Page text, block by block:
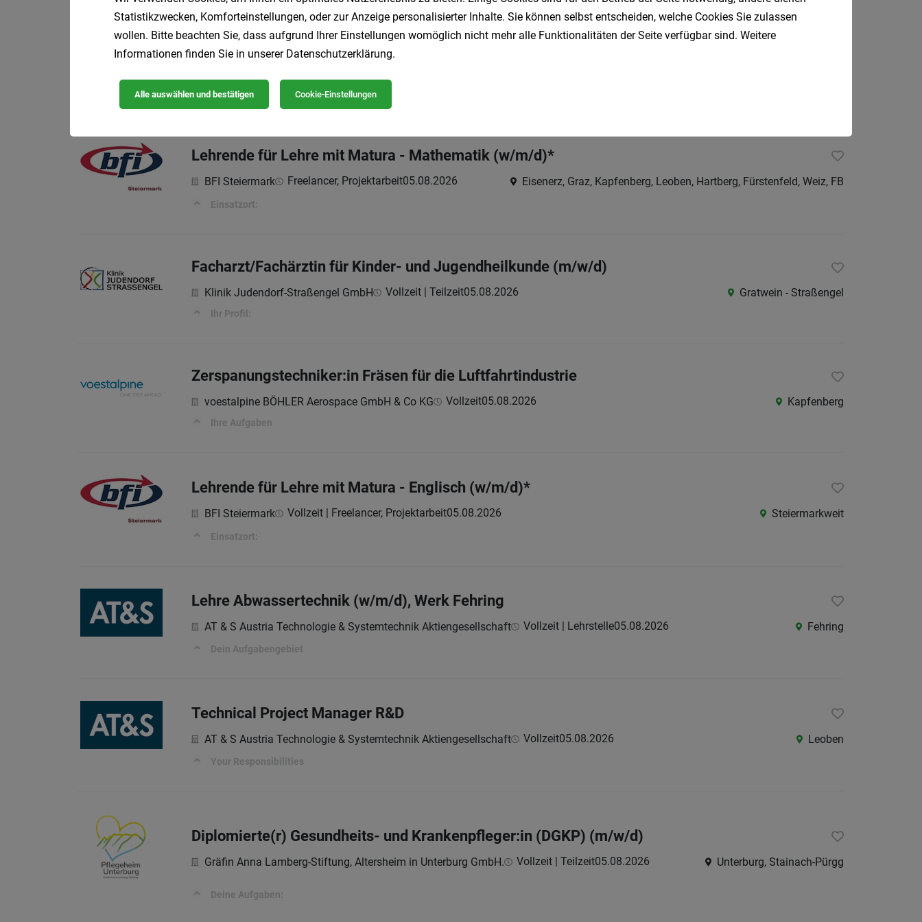
Trainer für Dreh- und Auslegerkran (Turmdrehkran) (w/m/d)*
Einsatzort:
Lehrende für Lehre mit Matura - Mathematik (w/m/d)*
BFI Steiermark Freelancer, Projektarbeit05.08.2026 Eisenerz, Graz, Kapfenberg, Leoben, Hartberg, Fürstenfeld, Weiz, FB
Einsatzort:
Facharzt/Fachärztin für Kinder- und Jugendheilkunde (m/w/d)
Klinik Judendorf-Straßengel GmbH Vollzeit | Teilzeit05.08.2026 Gratwein - Straßengel
Ihr Profil:
Zerspanungstechniker:in Fräsen für die Luftfahrtindustrie
voestalpine BÖHLER Aerospace GmbH & Co KG Vollzeit05.08.2026 Kapfenberg
Ihre Aufgaben
Lehrende für Lehre mit Matura - Englisch (w/m/d)*
BFI Steiermark Vollzeit | Freelancer, Projektarbeit05.08.2026 Steiermarkweit
Einsatzort:
Lehre Abwassertechnik (w/m/d), Werk Fehring
AT & S Austria Technologie & Systemtechnik Aktiengesellschaft Vollzeit | Lehrstelle05.08.2026 Fehring
Dein Aufgabengebiet
Technical Project Manager R&D
AT & S Austria Technologie & Systemtechnik Aktiengesellschaft Vollzeit05.08.2026 Leoben
Your Responsibilities
Diplomierte(r) Gesundheits- und Krankenpfleger:in (DGKP) (m/w/d)
Gräfin Anna Lamberg-Stiftung, Altersheim in Unterburg GmbH. Vollzeit | Teilzeit05.08.2026 Unterburg, Stainach-Pürgg
Deine Aufgaben:
Statistikzwecken, Komforteinstellungen, oder zur Anzeige personalisierter Inhalte. Sie können selbst entscheiden, welche Cookies Sie zulassen
wollen. Bitte beachten Sie, dass aufgrund Ihrer Einstellungen womöglich nicht mehr alle Funktionalitäten der Seite verfügbar sind. Weitere
Informationen finden Sie in unserer Datenschutzerklärung.
Alle auswählen und bestätigen Cookie-Einstellungen